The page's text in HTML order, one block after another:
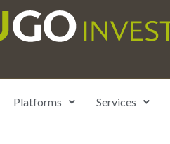
Platforms Services